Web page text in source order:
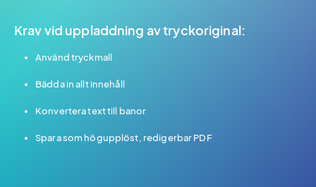
Krav vid uppladdning av tryckoriginal:
Använd tryckmall
Bädda in allt innehåll
Konvertera text till banor
Spara som högupplöst, redigerbar PDF